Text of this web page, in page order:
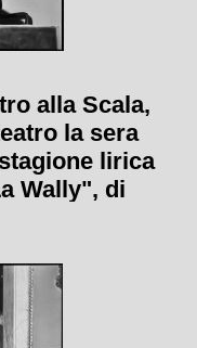
alla Scala,
la sera
lirica
Wally", di
Pavlova;
dell'opera.